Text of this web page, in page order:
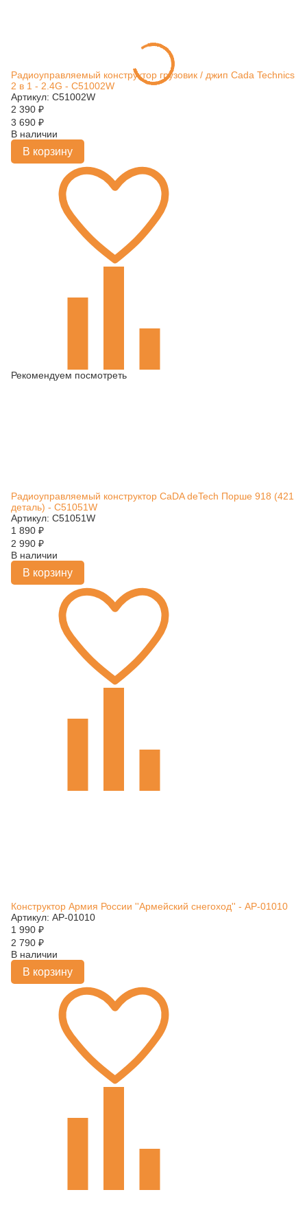
Радиоуправляемый конструктор грузовик / джип Cada Technics
2 в 1 - 2.4G - C51002W
Артикул: C51002W
2 390 ₽
3 690 ₽
В наличии
В корзину
Рекомендуем посмотреть
Радиоуправляемый конструктор CaDA deTech Порше 918 (421
деталь) - C51051W
Артикул: C51051W
1 890 ₽
2 990 ₽
В наличии
В корзину
Конструктор Армия России ''Армейский снегоход'' - АР-01010
Артикул: АР-01010
1 990 ₽
2 790 ₽
В наличии
В корзину